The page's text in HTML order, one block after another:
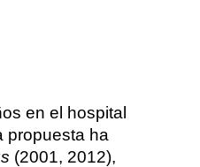
en el hospital
propuesta ha
(2001, 2012),